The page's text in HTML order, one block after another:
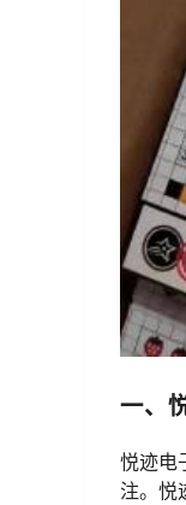
一、
悦迹电
注。悦